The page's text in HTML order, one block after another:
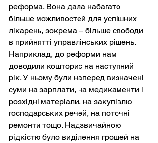
реформа. Вона дала набагато
більше можливостей для успішних
лікарень, зокрема – більше свободи
в прийнятті управлінських рішень.
Наприклад, до реформи нам
доводили кошторис на наступний
рік. У ньому були наперед визначені
суми на зарплати, на медикаменти і
розхідні матеріали, на закупівлю
господарських речей, на поточні
ремонти тощо. Надзвичайною
рідкістю було виділення грошей на